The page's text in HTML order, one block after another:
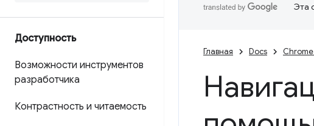
Доступность
Возможности инструментов
разработчика
Контрастность и читаемость
Эта
Главная Docs